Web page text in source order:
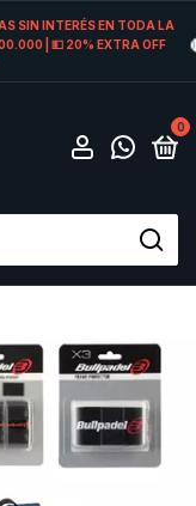
SIN INTERÉS EN TODA LA
| 💵 20% EXTRA OFF
0